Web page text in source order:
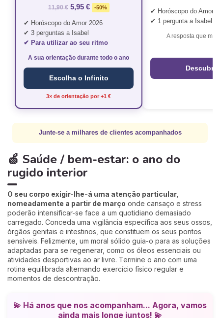
11,90 € 5,95 € -50%
✔ Horóscopo do Amor 2026
✔ 3 perguntas a Isabel
✔ Para utilizar ao seu ritmo
A sua orientação durante todo o ano
Escolha o Infinito
3× de orientação por +1 €
✔ Horóscopo do Amor
✔ 1 pergunta a Isabel
A resposta que
Descubra
Junte-se a milhares de clientes acompanhados
🍏 Saúde / bem-estar: o ano do
rugido interior
O seu corpo exigir-lhe-á uma atenção particular,
nomeadamente a partir de março onde cansaço e stress
poderão intensificar-se face a um quotidiano demasiado
carregado. Conceda uma vigilância específica aos seus ossos,
órgãos genitais e intestinos, que constituem os seus pontos
sensíveis. Felizmente, um moral sólido guia-o para as soluções
adaptadas para se regenerar, como os óleos essenciais ou
atividades desportivas ao ar livre. Termine o ano com uma
rotina equilibrada alternando exercício físico regular e
momentos de descontração.
💫 Há anos que nos acompanham... Agora, vamos
ainda mais longe juntos! 💫